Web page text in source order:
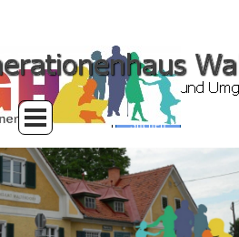
Suchen